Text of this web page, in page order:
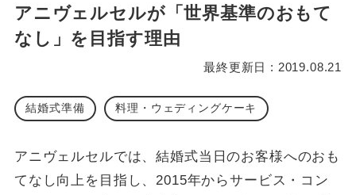
アニヴェルセルが「世界基準のおもて
なし」を目指す理由
最終更新日 : 2019.08.21
結婚式準備 料理・ウェディングケーキ
アニヴェルセルでは、結婚式当日のお客様へのおも
てなし向上を目指し、2015年からサービス・コン